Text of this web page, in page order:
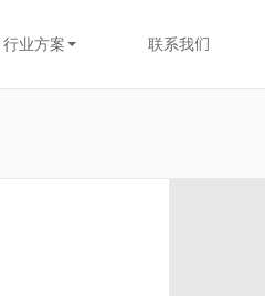
行业方案 联系我们